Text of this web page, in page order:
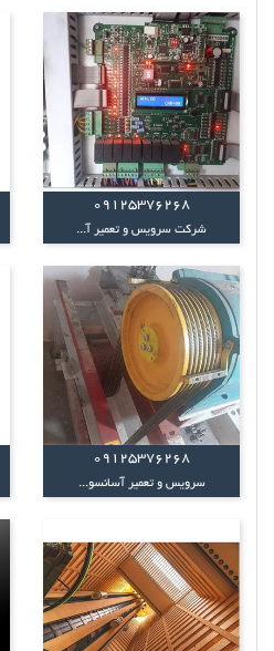
09125376268
شرکت سرویس و تعمیر آ...
09125376268
سرویس و تعمیر آسانسو...